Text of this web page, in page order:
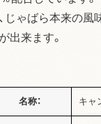
じゃばら本来の風
出来ます。
名称： キャ